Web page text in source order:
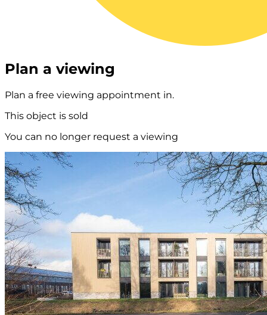
Plan a viewing
Plan a free viewing appointment in.
This object is sold
You can no longer request a viewing